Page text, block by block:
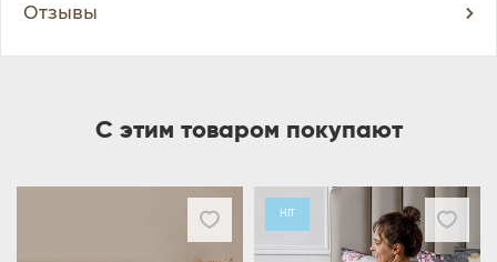
Отзывы
С этим товаром покупают
HIT